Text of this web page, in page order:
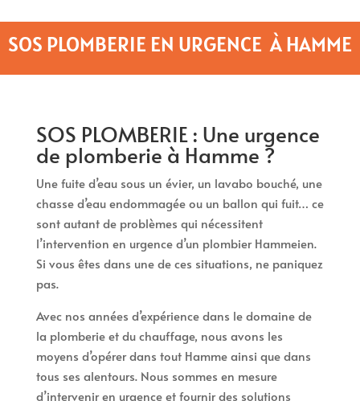
SOS PLOMBERIE EN URGENCE À HAMME
SOS PLOMBERIE : Une urgence
de plomberie à Hamme ?
Une fuite d’eau sous un évier, un lavabo bouché, une
chasse d’eau endommagée ou un ballon qui fuit… ce
sont autant de problèmes qui nécessitent
l’intervention en urgence d’un plombier Hammeien.
Si vous êtes dans une de ces situations, ne paniquez
pas.
Avec nos années d’expérience dans le domaine de
la plomberie et du chauffage, nous avons les
moyens d’opérer dans tout Hamme ainsi que dans
tous ses alentours. Nous sommes en mesure
d’intervenir en urgence et fournir des solutions